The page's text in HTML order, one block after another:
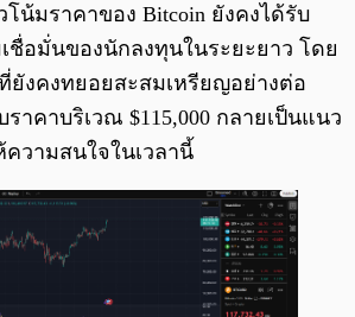
น้มราคาของ Bitcoin ยังคงได้รับ
ชื่อมั่นของนักลงทุนในระยะยาว โดย
ยังคงทยอยสะสมเหรียญอย่างต่อ
ราคาบริเวณ $115,000 กลายเป็นแนว
วามสนใจในเวลานี้